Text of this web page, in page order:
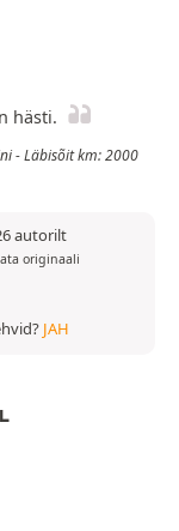
hästi.
- Läbisõit km: 2000
autorilt
originaali
JAH